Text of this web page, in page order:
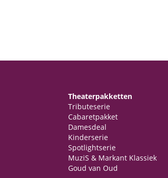
Theaterpakketten
Tributeserie
Cabaretpakket
Damesdeal
Kinderserie
Spotlightserie
MuziS & Markant Klassiek
Goud van Oud